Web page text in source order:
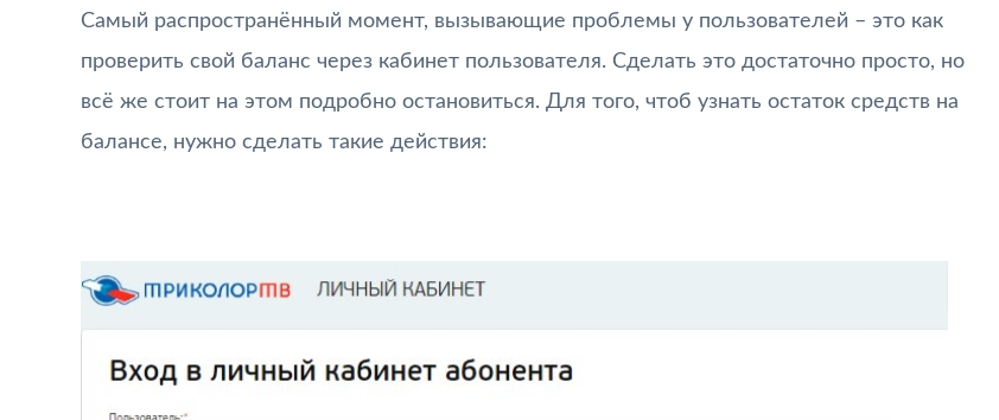
Самый распространённый момент, вызывающие проблемы у пользователей – это как
проверить свой баланс через кабинет пользователя. Сделать это достаточно просто, но
всё же стоит на этом подробно остановиться. Для того, чтоб узнать остаток средств на
балансе, нужно сделать такие действия: